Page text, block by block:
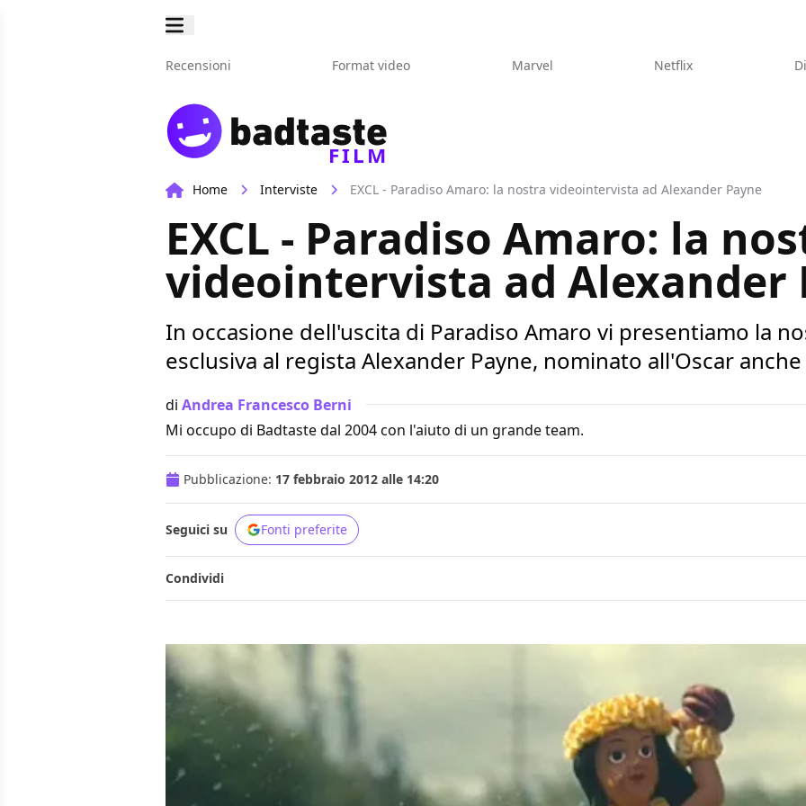
Recensioni Format video Marvel Netflix
FILM
Home Interviste EXCL - Paradiso Amaro: la nostra videointervista ad Alexander Payne
EXCL - Paradiso Amaro: la
videointervista ad Alexander
In occasione dell'uscita di Paradiso Amaro vi presentiamo la
esclusiva al regista Alexander Payne, nominato all'Oscar
di Andrea Francesco Berni
Mi occupo di Badtaste dal 2004 con l'aiuto di un grande team.
Pubblicazione: 17 febbraio 2012 alle 14:20
Seguici su Fonti preferite
Condividi